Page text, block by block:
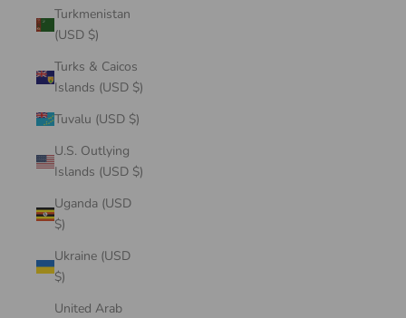
Turkmenistan
(USD $)
Turks & Caicos
Islands (USD $)
Tuvalu (USD $)
U.S. Outlying
Islands (USD $)
Uganda (USD
$)
Ukraine (USD
$)
United Arab